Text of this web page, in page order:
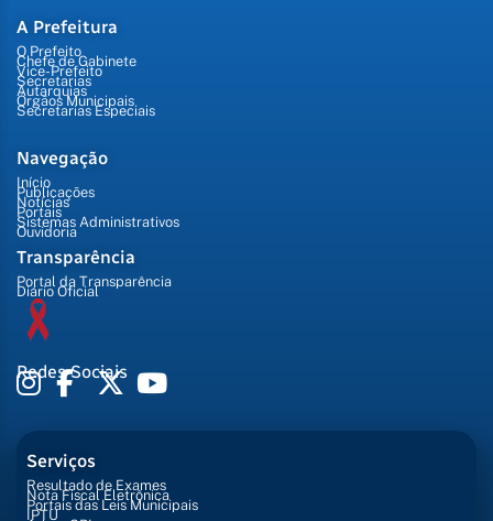
A Prefeitura
O Prefeito
Chefe de Gabinete
Vice-Prefeito
Secretarias
Autarquias
Órgãos Municipais
Secretarias Especiais
Navegação
Início
Publicações
Notícias
Portais
Sistemas Administrativos
Ouvidoria
Transparência
Portal da Transparência
Diário Oficial
Redes Sociais
Serviços
Resultado de Exames
Nota Fiscal Eletrônica
Portais das Leis Municipais
IPTU